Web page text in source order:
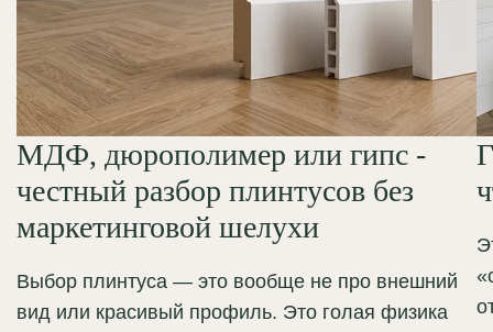
МДФ, дюрополимер или гипс -
честный разбор плинтусов без
маркетинговой шелухи
Выбор плинтуса — это вообще не про внешний
вид или красивый профиль. Это голая физика